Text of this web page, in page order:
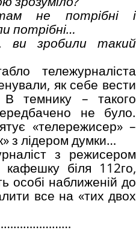
не потрібні і
потрібні…
ви зробили такий
тележурналіста
як себе вести
темнику – такого
не було.
«телережисер» –
з лідером думки…
з режисером
біля 112го,
особі наближеній до
все на «тих двох